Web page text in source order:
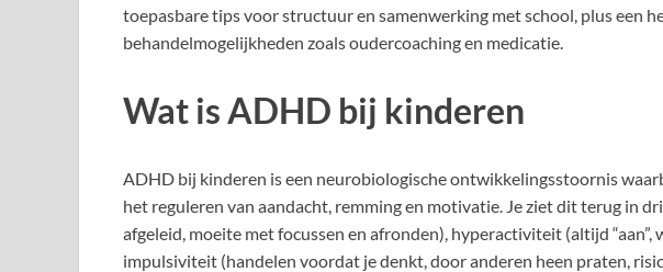
toepasbare tips voor structuur en samenwerking met school, plus een
behandelmogelijkheden zoals oudercoaching en medicatie.
Wat is ADHD bij kinderen
ADHD bij kinderen is een neurobiologische ontwikkelingsstoornis
het reguleren van aandacht, remming en motivatie. Je ziet dit terug in
afgeleid, moeite met focussen en afronden), hyperactiviteit (altijd “aan”,
impulsiviteit (handelen voordat je denkt, door anderen heen praten,